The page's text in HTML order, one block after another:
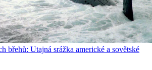
břehů: Utajná srážka americké a sovětské